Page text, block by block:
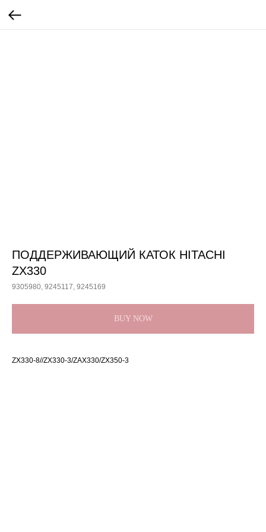
ПОДДЕРЖИВАЮЩИЙ КАТОК HITACHI
ZX330
9305980, 9245117, 9245169
BUY NOW
ZX330-8//ZX330-3/ZAX330/ZX350-3